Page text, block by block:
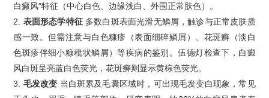
白癜风"特征（中心白色、边缘浅白、外围正常肤色）。
2. 表面形态学特征多数白斑表面光滑无鳞屑，触诊与正常皮肤质
感一致。但需注意与白色糠疹（表面细碎鳞屑）、花斑癣（淡白
色斑疹伴细小糠秕状鳞屑）等疾病的鉴别。伍德灯检查下，白癜
风白斑呈亮蓝白色荧光，花斑癣则显示黄棕色荧光。
3. 毛发改变 当白斑累及毛囊区域时，可出现毛发变白现象，常见